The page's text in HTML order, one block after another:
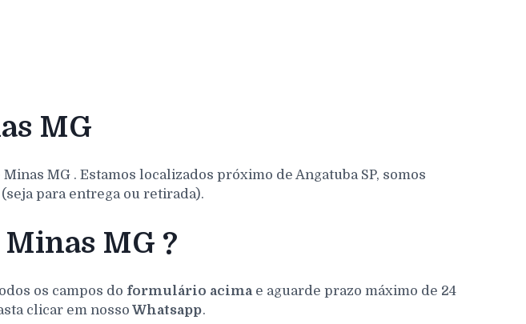
MG
Minas MG . Estamos localizados próximo de Angatuba SP, somos
para entrega ou retirada).
MG ?
os campos do formulário acima e aguarde prazo máximo de 24
clicar em nosso Whatsapp.